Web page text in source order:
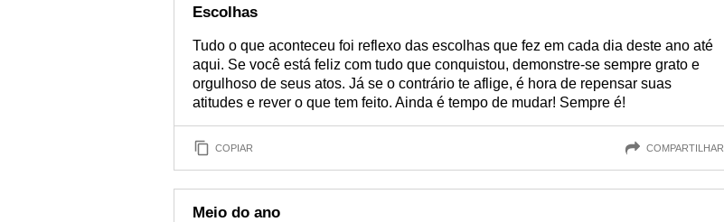
Escolhas
Tudo o que aconteceu foi reflexo das escolhas que fez em cada dia deste ano até
aqui. Se você está feliz com tudo que conquistou, demonstre-se sempre grato e
orgulhoso de seus atos. Já se o contrário te aflige, é hora de repensar suas
atitudes e rever o que tem feito. Ainda é tempo de mudar! Sempre é!
COPIAR COMPARTILHAR
Meio do ano